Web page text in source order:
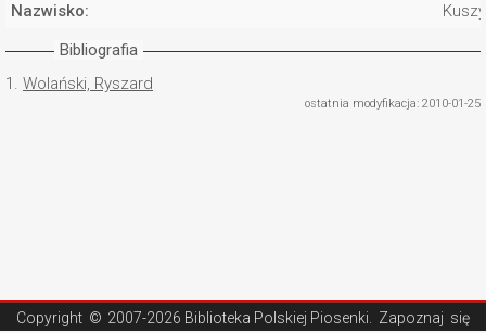
Nazwisko:
Bibliografia
1. Wolański, Ryszard
ostatnia modyfikacja: 2010-01-25
Copyright © 2007-2026 Biblioteka Polskiej Piosenki . Zapoznaj się